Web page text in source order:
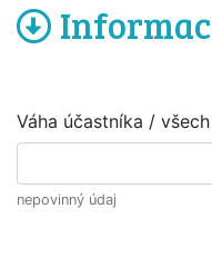
Váha účastníka /
nepovinný údaj